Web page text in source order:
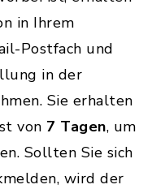
in Ihrem
Postfach und
in der
Sie erhalten
von 7 Tagen, um
Sollten Sie sich
wird der